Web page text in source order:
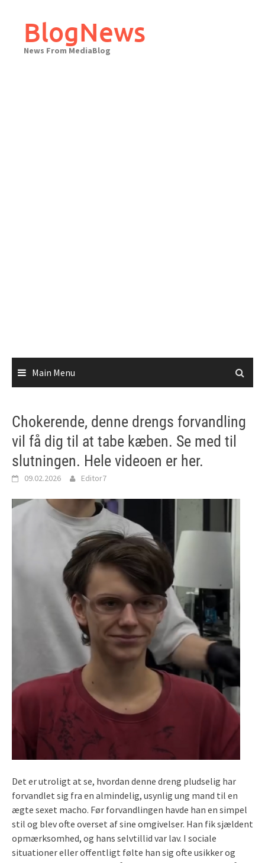
contentBlogNews
News From MediaBlog
Main Menu
Chokerende, denne drengs forvandling
vil få dig til at tabe kæben. Se med til
slutningen. Hele videoen er her.
09.02.2026 Editor7
Det er utroligt at se, hvordan denne dreng pludselig har
forvandlet sig fra en almindelig, usynlig ung mand til en
ægte sexet macho. Før forvandlingen havde han en simpel
stil og blev ofte overset af sine omgivelser. Han fik sjældent
opmærksomhed, og hans selvtillid var lav. I sociale
situationer eller offentligt følte han sig ofte usikker og